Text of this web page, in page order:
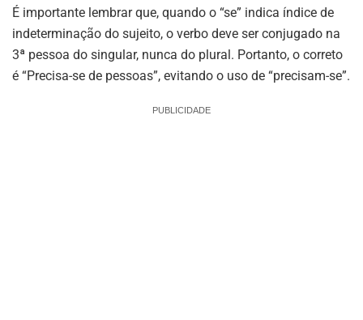
É importante lembrar que, quando o “se” indica índice de
indeterminação do sujeito, o verbo deve ser conjugado na
3ª pessoa do singular, nunca do plural. Portanto, o correto
é “Precisa-se de pessoas”, evitando o uso de “precisam-se”.
PUBLICIDADE